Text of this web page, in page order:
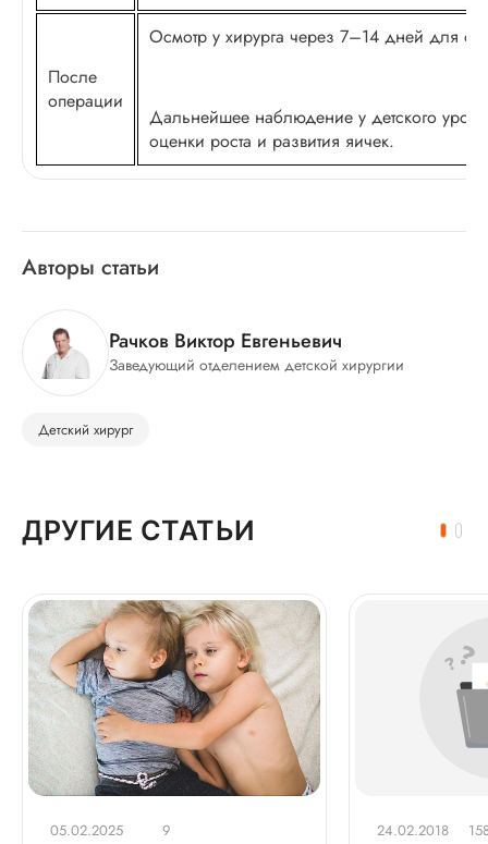
После
операции
Осмотр у хирурга через 7–14 дней для
Дальнейшее наблюдение у детского
оценки роста и развития яичек.
Авторы статьи
Рачков Виктор Евгеньевич
Заведующий отделением детской хирургии
Детский хирург
ДРУГИЕ СТАТЬИ
05.02.2025 9 24.02.2018